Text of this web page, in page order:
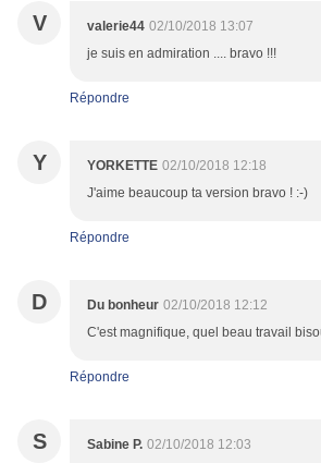
V valerie44 02/10/2018 13:07
je suis en admiration .... bravo !!!
Répondre
Y YORKETTE 02/10/2018 12:18
J'aime beaucoup ta version bravo ! :-)
Répondre
D Du bonheur 02/10/2018 12:12
C'est magnifique, quel beau travail
Répondre
S Sabine P. 02/10/2018 12:03